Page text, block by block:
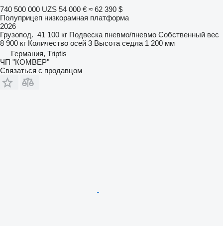
740 500 000 UZS 54 000 € ≈ 62 390 $
Полуприцеп низкорамная платформа
2026
Грузопод. 41 100 кг Подвеска пневмо/пневмо Собственный вес
8 900 кг Количество осей 3 Высота седла 1 200 мм
Германия, Triptis
ЧП "КОМВЕР"
Связаться с продавцом